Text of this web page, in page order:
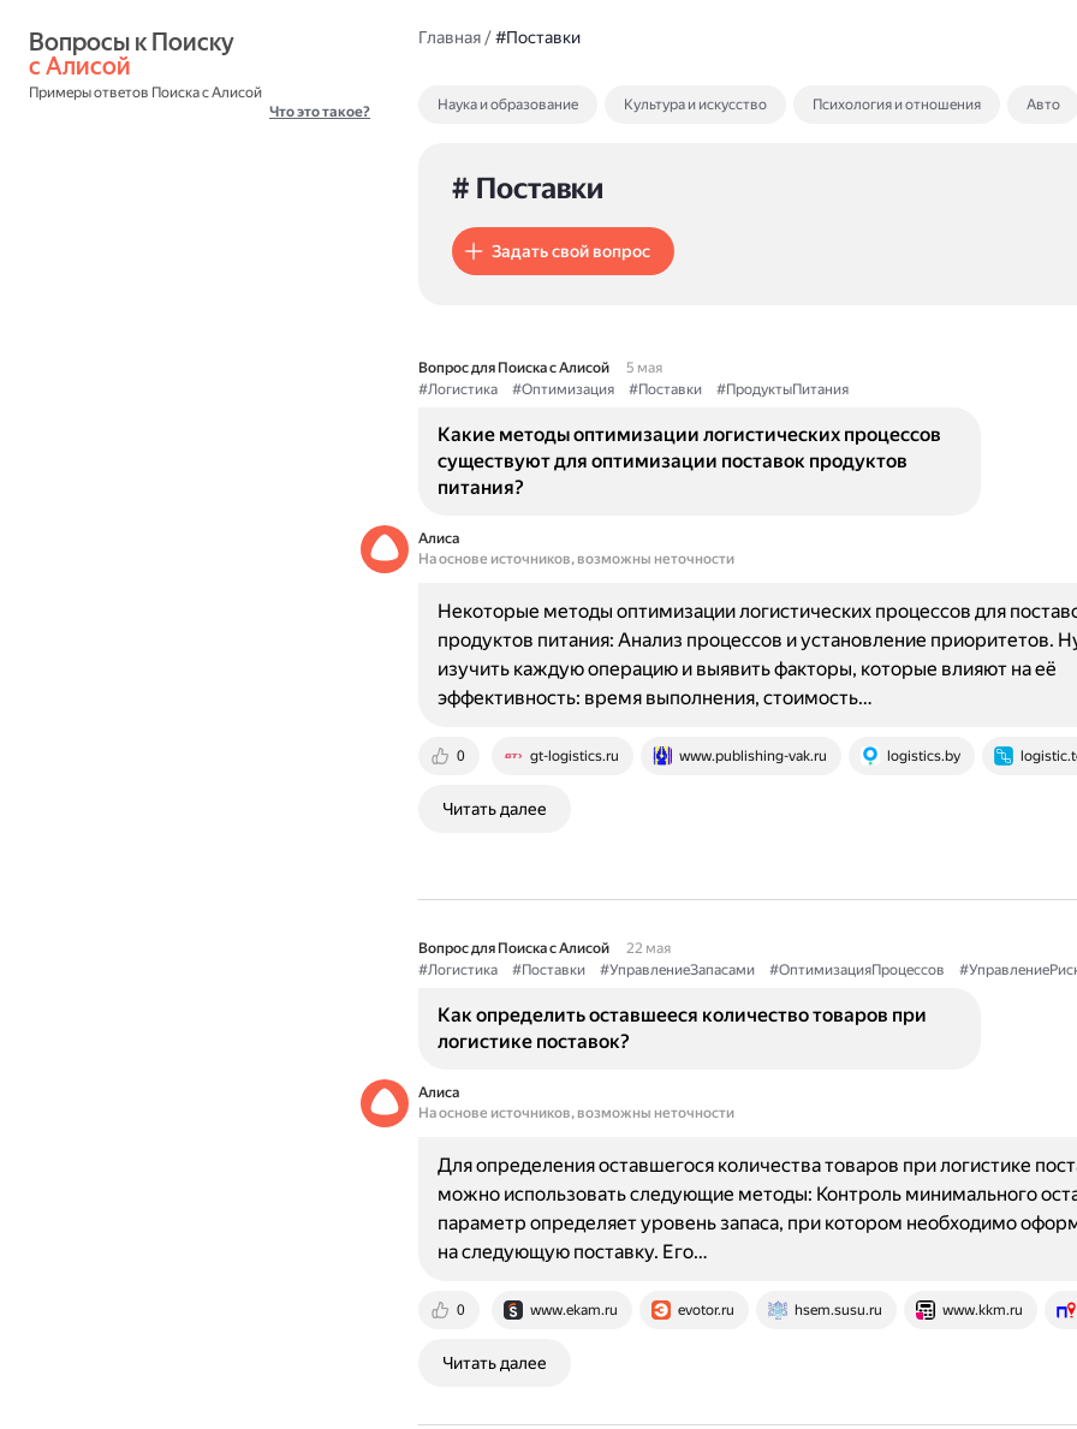
с Алисой
Примеры ответов Поиска с Алисой
Что это такое?
Главная/#Поставки
Наука и образование Культура и искусство Психология и отношения Авто
# Поставки
Задать свой вопрос
Вопрос для Поиска с Алисой
5 мая
#Логистика
#Оптимизация #Поставки #ПродуктыПитания
Какие методы оптимизации логистических процессов
существуют для оптимизации поставок продуктов
питания?
Алиса
На основе источников, возможны неточности
0 gt-logistics.ru www.publishing-vak.ru logistics.by
Некоторые методы оптимизации логистических процессов для
продуктов питания: Анализ процессов и установление приоритетов.
изучить каждую операцию и выявить факторы, которые влияют на её
эффективность: время выполнения, стоимость…
Читать далее
Вопрос для Поиска с Алисой
22 мая
#Логистика
#Поставки #УправлениеЗапасами #ОптимизацияПроцессов
Как определить оставшееся количество товаров при
логистике поставок?
Алиса
На основе источников, возможны неточности
0 www.ekam.ru evotor.ru hsem.susu.ru www.kkm.ru
Для определения оставшегося количества товаров при логистике
можно использовать следующие методы: Контроль минимального
параметр определяет уровень запаса, при котором необходимо
на следующую поставку. Его…
Читать далее